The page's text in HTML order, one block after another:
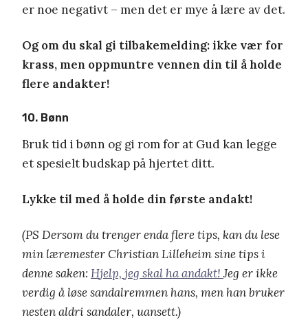
er noe negativt – men det er mye å lære av det.
Og om du skal gi tilbakemelding: ikke vær for
krass, men oppmuntre vennen din til å holde
flere andakter!
10. Bønn
Bruk tid i bønn og gi rom for at Gud kan legge
et spesielt budskap på hjertet ditt.
Lykke til med å holde din første andakt!
(PS Dersom du trenger enda flere tips, kan du lese
min læremester Christian Lilleheim sine tips i
denne saken: Hjelp, jeg skal ha andakt!Jeg er ikke
verdig å løse sandalremmen hans, men han bruker
nesten aldri sandaler, uansett.)